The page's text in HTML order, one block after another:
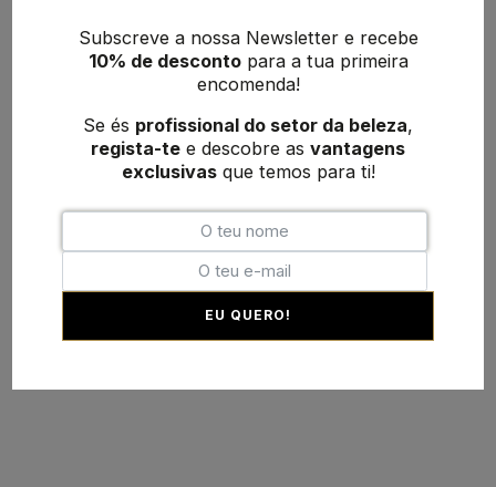
Subscreve a nossa Newsletter e recebe
10% de descontopara a tua primeira
encomenda!
Se és profissional do setor da beleza,
regista-te e descobre as vantagens
exclusivasque temos para ti!
EU QUERO!